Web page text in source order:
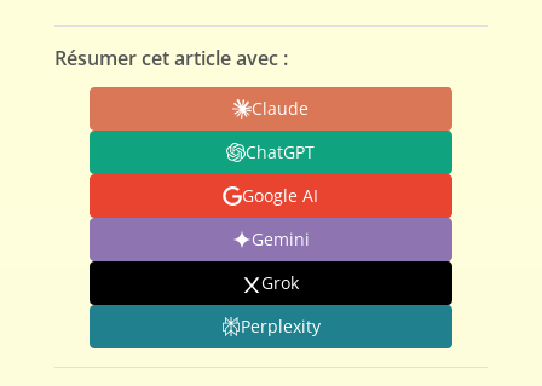
Résumer cet article avec :
Claude
ChatGPT
Google AI
Gemini
Grok
Perplexity